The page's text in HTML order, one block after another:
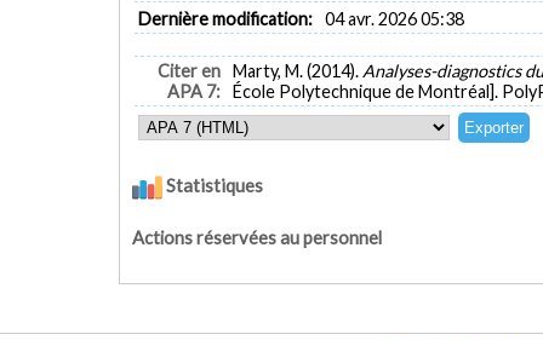
Dernière modification: 04 avr. 2026 05:38
Citer en
APA 7:
Marty, M. (2014). Analyses-diagnostics
École Polytechnique de Montréal].
Statistiques
Actions réservées au personnel